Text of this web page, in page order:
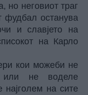
но неговиот траг
фудбал останува
и славјето на
на Карло
кои можеби не
или не воделе
најголем на сите